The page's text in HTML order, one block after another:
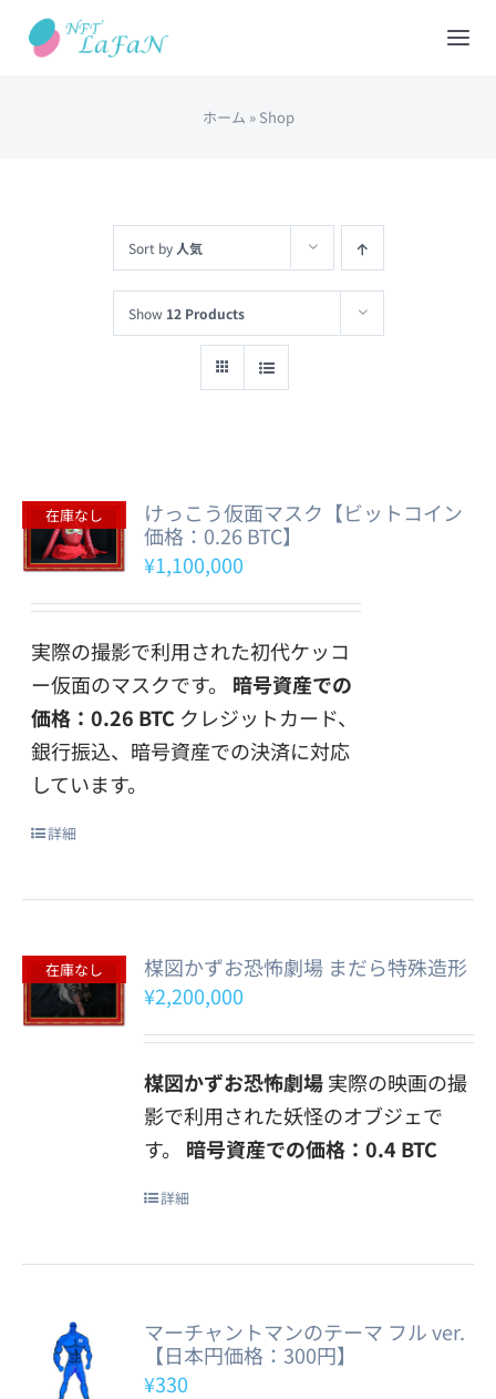
Skip
HOME
NFTショップ
REDEEM(現物と交換)
ホーム » Shop
Sort by 人気
Show 12 Products
在庫なし
けっこう仮面マスク【ビットコイン
価格：0.26 BTC】
¥1,100,000
実際の撮影で利用された初代ケッコ
ー仮面のマスクです。 暗号資産での
価格：0.26 BTC クレジットカード、
銀行振込、暗号資産での決済に対応
しています。
詳細
在庫なし
楳図かずお恐怖劇場 まだら特殊造形
¥2,200,000
楳図かずお恐怖劇場実際の映画の撮
影で利用された妖怪のオブジェで
す。 暗号資産での価格：0.4 BTC
詳細
マーチャントマンのテーマ フル ver.
【日本円価格：300円】
¥330